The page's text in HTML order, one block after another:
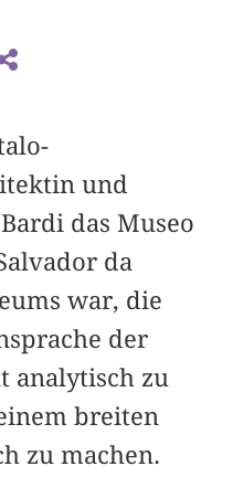
und
das Museo
da
war, die
der
analytisch zu
breiten
zu machen.